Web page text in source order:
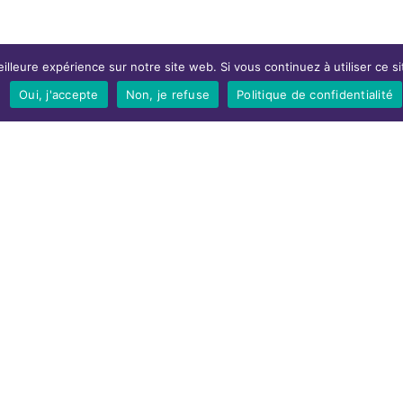
expérience sur notre site web. Si vous continuez à utiliser ce
Oui, j'accepte
Non, je refuse Politique de confidentialité